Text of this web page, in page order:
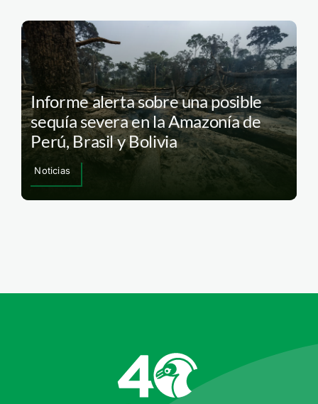
Informe alerta sobre una posible
sequía severa en la Amazonía de
Perú, Brasil y Bolivia
Noticias